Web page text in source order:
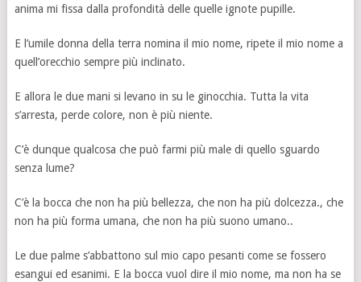
anima mi fissa dalla profondità delle quelle ignote pupille.
E l’umile donna della terra nomina il mio nome, ripete il mio nome a
quell’orecchio sempre più inclinato.
E allora le due mani si levano in su le ginocchia. Tutta la vita
s’arresta, perde colore, non è più niente.
C’è dunque qualcosa che può farmi più male di quello sguardo
senza lume?
C’è la bocca che non ha più bellezza, che non ha più dolcezza., che
non ha più forma umana, che non ha più suono umano..
Le due palme s’abbattono sul mio capo pesanti come se fossero
esangui ed esanimi. E la bocca vuol dire il mio nome, ma non ha se